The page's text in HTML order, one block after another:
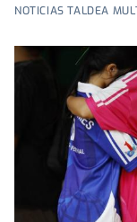
NOTICIAS TALDEA